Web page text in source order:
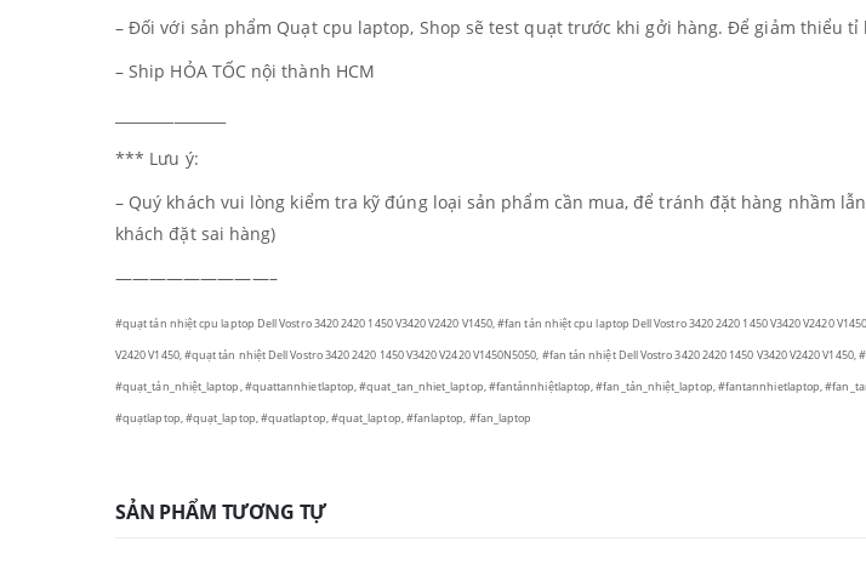
– Đối với sản phẩm Quạt cpu laptop, Shop sẽ test quạt trước khi gởi hàng. Để giảm thiểu
– Ship HỎA TỐC nội thành HCM
*** Lưu ý:
– Quý khách vui lòng kiểm tra kỹ đúng loại sản phẩm cần mua, để tránh đặt hàng nhầm
khách đặt sai hàng)
—————————–
#quạt tản nhiệt cpu laptop Dell Vostro 3420 2420 1450 V3420 V2420 V1450, #fan tản nhiệt cpu laptop Dell Vostro 3420 2420 1450 V3420 V2420
V2420 V1450, #quạt tản nhiệt Dell Vostro 3420 2420 1450 V3420 V2420 V1450N5050, #fan tản nhiệt Dell Vostro 3420 2420 1450 V3420 V2420
#quạt_tản_nhiệt_laptop, #quattannhietlaptop, #quat_tan_nhiet_laptop, #fantảnnhiệtlaptop,#fan_tản_nhiệt_laptop, #fantannhietlaptop,
#quạtlaptop, #quạt_laptop, #quatlaptop, #quat_laptop, #fanlaptop, #fan_laptop
SẢN PHẨM TƯƠNG TỰ